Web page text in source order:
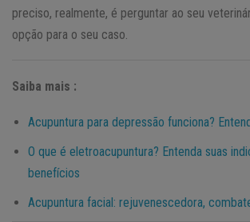
preciso, realmente, é perguntar ao seu
opção para o seu caso.
Saiba mais :
Acupuntura para depressão funciona?
O que é eletroacupuntura? Entenda suas
benefícios
Acupuntura facial: rejuvenescedora,